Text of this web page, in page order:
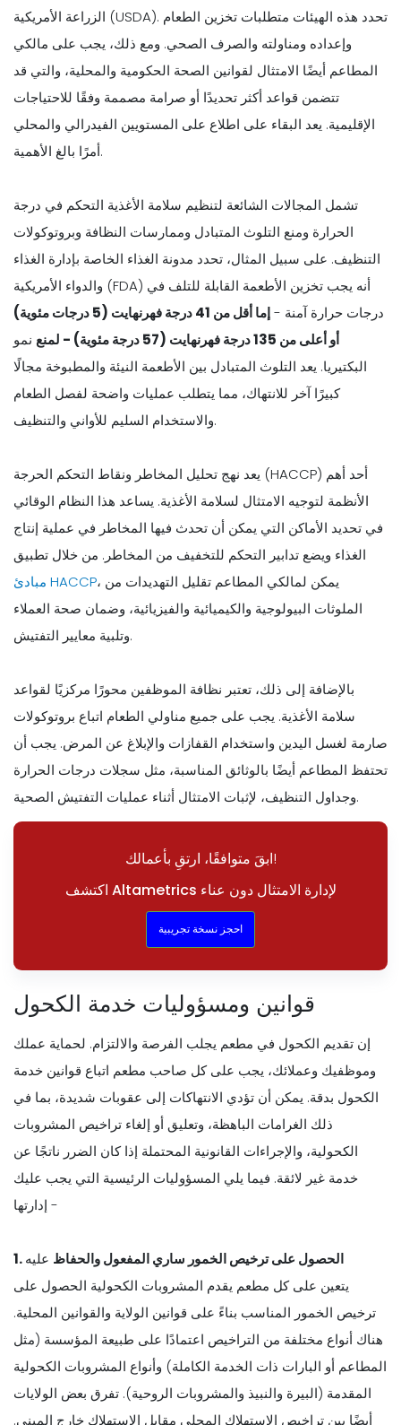
الزراعة الأمريكية (USDA). تحدد هذه الهيئات متطلبات تخزين الطعام
وإعداده ومناولته والصرف الصحي. ومع ذلك، يجب على مالكي
المطاعم أيضًا الامتثال لقوانين الصحة الحكومية والمحلية، والتي قد
تتضمن قواعد أكثر تحديدًا أو صرامة مصممة وفقًا للاحتياجات
الإقليمية. يعد البقاء على اطلاع على المستويين الفيدرالي والمحلي
أمرًا بالغ الأهمية.
تشمل المجالات الشائعة لتنظيم سلامة الأغذية التحكم في درجة
الحرارة ومنع التلوث المتبادل وممارسات النظافة وبروتوكولات
التنظيف. على سبيل المثال، تحدد مدونة الغذاء الخاصة بإدارة الغذاء
والدواء الأمريكية (FDA) أنه يجب تخزين الأطعمة القابلة للتلف في
درجات حرارة آمنة -
إما أقل من 41 درجة فهرنهايت (5 درجات مئوية)
أو أعلى من 135 درجة فهرنهايت (57 درجة مئوية) - لمنع
نمو
البكتيريا. يعد التلوث المتبادل بين الأطعمة النيئة والمطبوخة مجالًا
كبيرًا آخر للانتهاك، مما يتطلب عمليات واضحة لفصل الطعام
والاستخدام السليم للأواني والتنظيف.
يعد نهج تحليل المخاطر ونقاط التحكم الحرجة (HACCP) أحد أهم
الأنظمة لتوجيه الامتثال لسلامة الأغذية. يساعد هذا النظام الوقائي
في تحديد الأماكن التي يمكن أن تحدث فيها المخاطر في عملية إنتاج
الغذاء ويضع تدابير التحكم للتخفيف من المخاطر. من خلال تطبيق
مبادئ HACCP، يمكن لمالكي المطاعم تقليل التهديدات من
الملوثات البيولوجية والكيميائية والفيزيائية، وضمان صحة العملاء
وتلبية معايير التفتيش.
بالإضافة إلى ذلك، تعتبر نظافة الموظفين محورًا مركزيًا لقواعد
سلامة الأغذية. يجب على جميع مناولي الطعام اتباع بروتوكولات
صارمة لغسل اليدين واستخدام القفازات والإبلاغ عن المرض. يجب أن
تحتفظ المطاعم أيضًا بالوثائق المناسبة، مثل سجلات درجات الحرارة
وجداول التنظيف، لإثبات الامتثال أثناء عمليات التفتيش الصحية.
ابقَ متوافقًا، ارتقِ بأعمالك!
اكتشف Altametrics لإدارة الامتثال دون عناء
احجز نسخة تجريبية
قوانين ومسؤوليات خدمة الكحول
إن تقديم الكحول في مطعم يجلب الفرصة والالتزام. لحماية عملك
وموظفيك وعملائك، يجب على كل صاحب مطعم اتباع قوانين خدمة
الكحول بدقة. يمكن أن تؤدي الانتهاكات إلى عقوبات شديدة، بما في
ذلك الغرامات الباهظة، وتعليق أو إلغاء تراخيص المشروبات
الكحولية، والإجراءات القانونية المحتملة إذا كان الضرر ناتجًا عن
خدمة غير لائقة. فيما يلي المسؤوليات الرئيسية التي يجب عليك
إدارتها -
1. الحصول على ترخيص الخمور ساري المفعول والحفاظ عليه
يتعين على كل مطعم يقدم المشروبات الكحولية الحصول على
ترخيص الخمور المناسب بناءً على قوانين الولاية والقوانين المحلية.
هناك أنواع مختلفة من التراخيص اعتمادًا على طبيعة المؤسسة (مثل
المطاعم أو البارات ذات الخدمة الكاملة) وأنواع المشروبات الكحولية
المقدمة (البيرة والنبيذ والمشروبات الروحية). تفرق بعض الولايات
أيضًا بين تراخيص الاستهلاك المحلي مقابل الاستهلاك خارج المبنى.